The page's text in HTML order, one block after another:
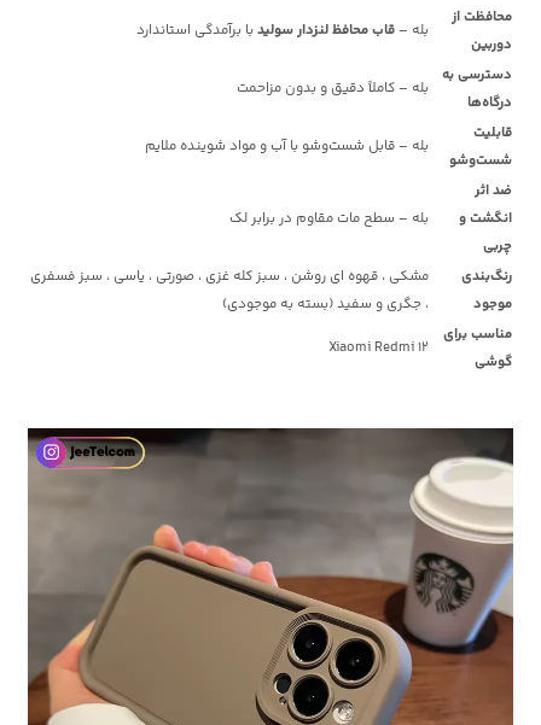
محافظت از
دوربین
بله –قاب محافظ لنزدار سولید با برآمدگی استاندارد
دسترسی به
درگاه‌ها
بله – کاملاً دقیق و بدون مزاحمت
قابلیت
شست‌وشو
بله – قابل شست‌وشو با آب و مواد شوینده ملایم
ضد اثر
انگشت و
چربی
بله – سطح مات مقاوم در برابر لک
رنگ‌بندی
موجود
مشکی ، قهوه ای روشن ، سبز کله غزی ، صورتی ، یاسی ، سبز فسفری
، جگری و سفید(بسته به موجودی)
مناسب برای
گوشی
Xiaomi Redmi 12